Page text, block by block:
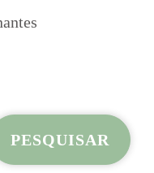
PESQUISAR